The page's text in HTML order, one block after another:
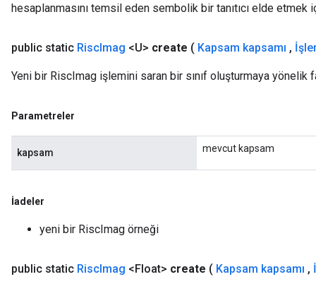
hesaplanmasını temsil eden sembolik bir tanıtıcı elde etmek
public static RiscImag <U> create ( Kapsam kapsamı ,
Yeni bir RiscImag işlemini saran bir sınıf oluşturmaya yönelik
Parametreler
kapsam mevcut kapsam
İadeler
yeni bir RiscImag örneği
public static RiscImag <Float> create ( Kapsam kapsamı ,